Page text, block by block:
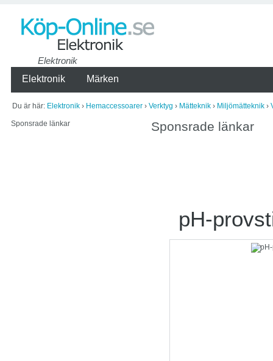
Elektronik
Elektronik
Märken
Du är här: Elektronik › Hemaccessoarer › Verktyg › Mätteknik › Miljömätteknik ›
Sponsrade länkar
pH-
Sponsrade länkar